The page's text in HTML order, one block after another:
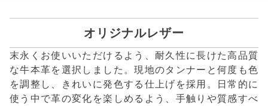
オリジナルレザー
末永くお使いいただけるよう、耐久性に長けた高品質
な牛本革を選択しました。現地のタンナーと何度も色
を調整し、きれいに発色する仕上げを採用。日常的に
使う中で革の変化を楽しめるよう、手触りや質感すべ